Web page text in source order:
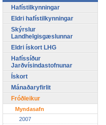
Hafístilkynningar
Eldri hafístilkynningar
Skýrslur
Landhelgisgæslunnar
Eldri ískort LHG
Hafíssíður
Jarðvísindastofnunar
Ískort
Mánaðaryfirlit
Fróðleikur
Myndasafn
2007